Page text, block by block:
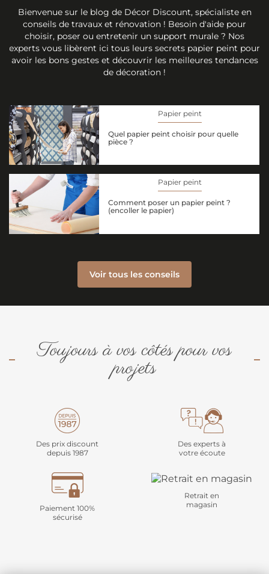
Bienvenue sur le blog de Décor Discount, spécialiste en
conseils de travaux et rénovation ! Besoin d'aide pour
choisir, poser ou entretenir un support murale ? Nos
experts vous libèrent ici tous leurs secrets papier peint pour
avoir les bons gestes et découvrir les meilleures tendances
de décoration !
Papier peint
Quel papier peint choisir pour quelle
pièce ?
Papier peint
Comment poser un papier peint ?
(encoller le papier)
Voir tous les conseils
Toujours à vos côtés pour vos
projets
Des prix discount
depuis 1987
Des experts à
votre écoute
Paiement 100%
sécurisé
Retrait en
magasin